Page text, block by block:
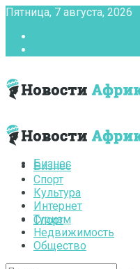
Пятница, 7 августа, 2026
Бизнес
Спорт
Бизнес
Спорт
Культура
Интернет
Туризм
Недвижимость
Общество